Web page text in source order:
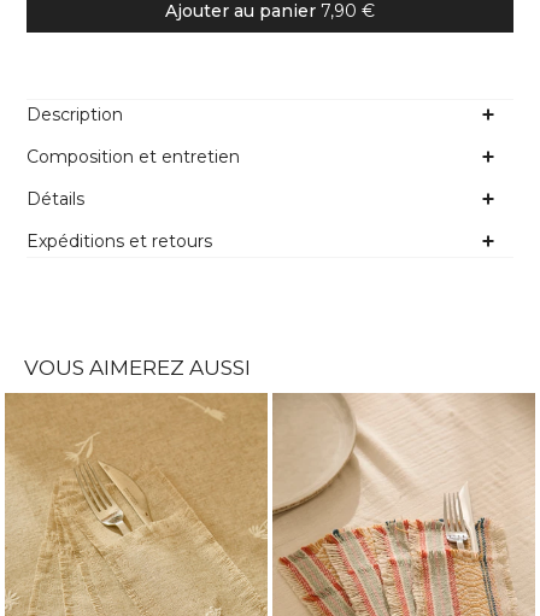
Ajouter au panier 7,90 €
Description
Composition et entretien
Détails
Expéditions et retours
VOUS AIMEREZ AUSSI